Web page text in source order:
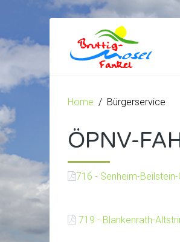
Home Bürgerservice
ÖPNV-
716 - Senheim-
719 - Blankenrath-